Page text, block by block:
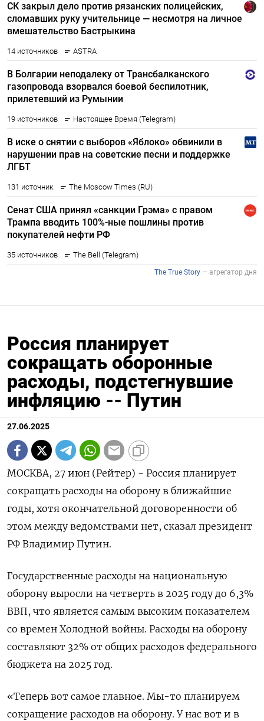
Россия планирует
сокращать оборонные
расходы, подстегнувшие
инфляцию -- Путин
27.06.2025
МОСКВА, 27 июн (Рейтер) - Россия планирует
сокращать расходы на оборону в ближайшие
годы, хотя окончательной договоренности об
этом между ведомствами нет, сказал президент
РФ Владимир Путин.
Государственные расходы на национальную
оборону выросли на четверть в 2025 году до 6,3%
ВВП, что является самым высоким показателем
со времен Холодной войны. Расходы на оборону
составляют 32% от общих расходов федерального
бюджета на 2025 год.
«Теперь вот самое главное. Мы-то планируем
сокращение расходов на оборону. У нас вот и в